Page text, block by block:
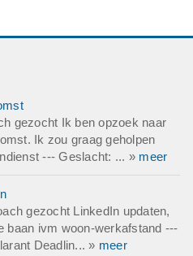
gezocht Ik ben opzoek naar
Ik zou graag geholpen
--- Geslacht: ... » meer
gezocht LinkedIn updaten,
baan ivm woon-werkafstand ---
Deadlin... » meer